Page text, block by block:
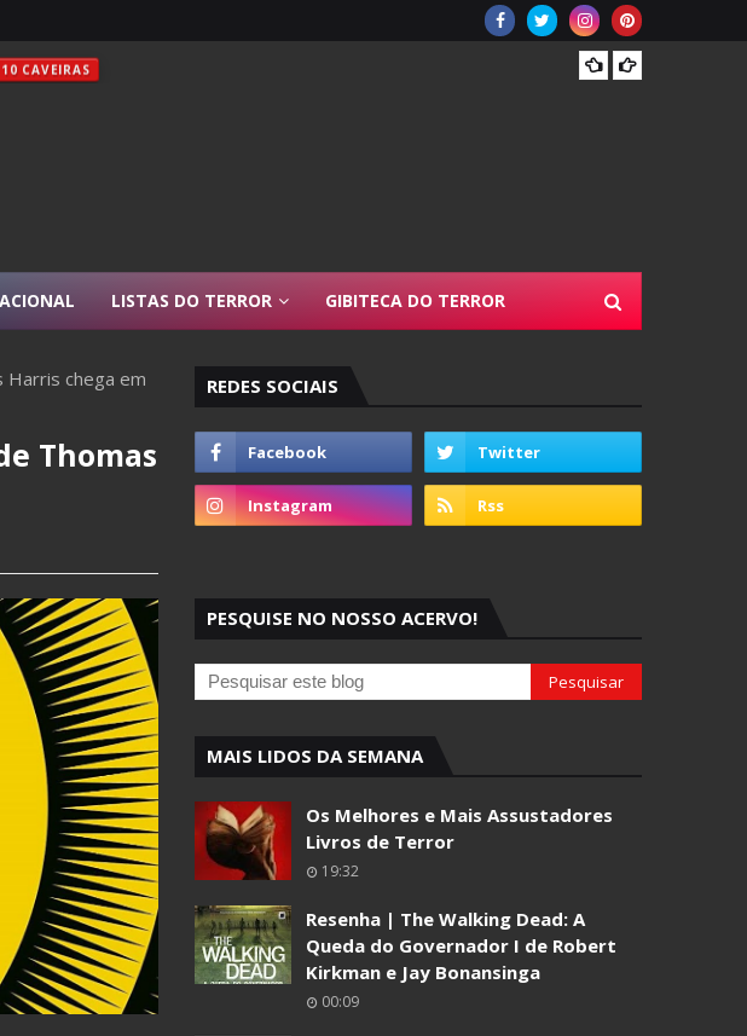
10 CAVEIRAS
LISTAS DO TERROR GIBITECA DO TERROR
Harris chega em
Thomas
REDES SOCIAIS
PESQUISE NO NOSSO ACERVO!
MAIS LIDOS DA SEMANA
Os Melhores e Mais Assustadores
Livros de Terror
19:32
Resenha | The Walking Dead: A
Queda do Governador I de Robert
Kirkman e Jay Bonansinga
00:09